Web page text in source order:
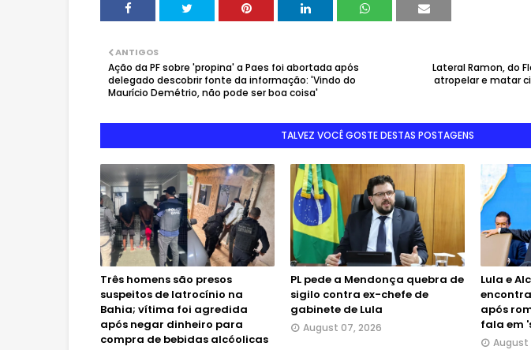
Lateral Ramon, do
atropelar e matar
ANTIGOS
Ação da PF sobre 'propina' a Paes foi abortada após
delegado descobrir fonte da informação: 'Vindo do
Maurício Demétrio, não pode ser boa coisa'
TALVEZ VOCÊ GOSTE DESTAS POSTAGENS
Três homens são presos
suspeitos de latrocínio na
Bahia; vítima foi agredida
após negar dinheiro para
compra de bebidas alcóolicas
PL pede a Mendonça quebra de
sigilo contra ex-chefe de
gabinete de Lula
August 07, 2026
Lula e
após
fala em
August